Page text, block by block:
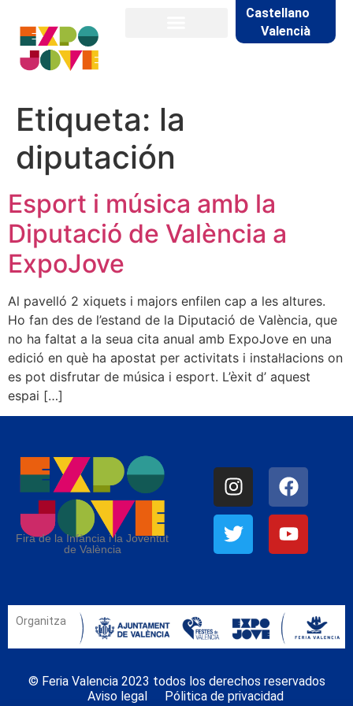
Castellano
Valencià
Etiqueta: la
diputación
Esport i música amb la
Diputació de València a
ExpoJove
Al pavelló 2 xiquets i majors enfilen cap a les altures.
Ho fan des de l’estand de la Diputació de València, que
no ha faltat a la seua cita anual amb ExpoJove en una
edició en què ha apostat per activitats i instal·lacions on
es pot disfrutar de música i esport. L’èxit d’ aquest
espai […]
Fira de la Infància i la Joventut
de València
Organitza
© Feria Valencia 2023 todos los derechos reservados
Aviso legal
Pólitica de privacidad